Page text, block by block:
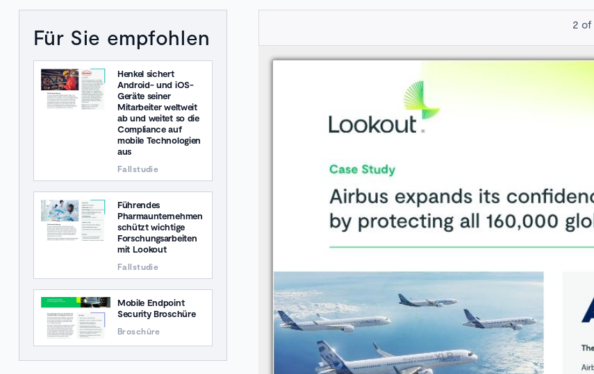
2 of
Für Sie empfohlen
Henkel sichert
Android- und iOS-
Geräte seiner
Mitarbeiter weltweit
ab und weitet so die
Compliance auf
mobile Technologien
aus
Fallstudie
Führendes
Pharmaunternehmen
schützt wichtige
Forschungsarbeiten
mit Lookout
Fallstudie
Mobile Endpoint
Security Broschüre
Broschüre